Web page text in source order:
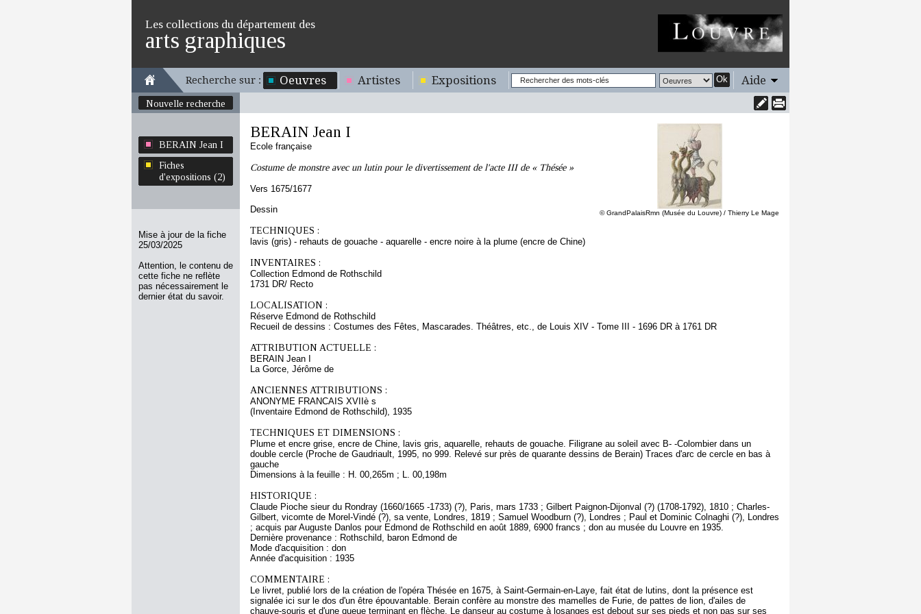
Les collections du département des
arts graphiques
Recherche sur : Oeuvres Artistes Expositions Ok Aide
Nouvelle recherche
BERAIN Jean I
Fiches
d'expositions (2)
Mise à jour de la fiche
25/03/2025
Attention, le contenu de
cette fiche ne reflète
pas nécessairement le
dernier état du savoir.
© GrandPalaisRmn (Musée du Louvre) / Thierry Le Mage
BERAIN Jean I
Ecole française
Costume de monstre avec un lutin pour le divertissement de l'acte III de « Thésée »
Vers 1675/1677
Dessin
TECHNIQUES :
lavis (gris) - rehauts de gouache - aquarelle - encre noire à la plume (encre de Chine)
INVENTAIRES :
Collection Edmond de Rothschild
1731 DR/ Recto
LOCALISATION :
Réserve Edmond de Rothschild
Recueil de dessins : Costumes des Fêtes, Mascarades. Théâtres, etc., de Louis XIV - Tome III - 1696 DR à 1761 DR
ATTRIBUTION ACTUELLE :
BERAIN Jean I
La Gorce, Jérôme de
ANCIENNES ATTRIBUTIONS :
ANONYME FRANCAIS XVIIè s
(Inventaire Edmond de Rothschild), 1935
TECHNIQUES ET DIMENSIONS :
Plume et encre grise, encre de Chine, lavis gris, aquarelle, rehauts de gouache. Filigrane au soleil avec B- -Colombier dans un
double cercle (Proche de Gaudriault, 1995, no 999. Relevé sur près de quarante dessins de Berain) Traces d'arc de cercle en bas à
gauche
Dimensions à la feuille : H. 00,265m ; L. 00,198m
HISTORIQUE :
Claude Pioche sieur du Rondray (1660/1665 -1733) (?), Paris, mars 1733 ; Gilbert Paignon-Dijonval (?) (1708-1792), 1810 ; Charles-
Gilbert, vicomte de Morel-Vindé (?), sa vente, Londres, 1819 ; Samuel Woodburn (?), Londres ; Paul et Dominic Colnaghi (?), Londres
; acquis par Auguste Danlos pour Edmond de Rothschild en août 1889, 6900 francs ; don au musée du Louvre en 1935.
Dernière provenance : Rothschild, baron Edmond de
Mode d'acquisition : don
Année d'acquisition : 1935
COMMENTAIRE :
Le livret, publié lors de la création de l'opéra Thésée en 1675, à Saint-Germain-en-Laye, fait état de lutins, dont la présence est
signalée ici sur le dos d'un être épouvantable. Berain confère au monstre des mamelles de Furie, de pattes de lion, d'ailes de
chauve-souris et d'une queue terminant en flèche. Le danseur au costume à losanges est debout sur ses pieds et non pas sur ses